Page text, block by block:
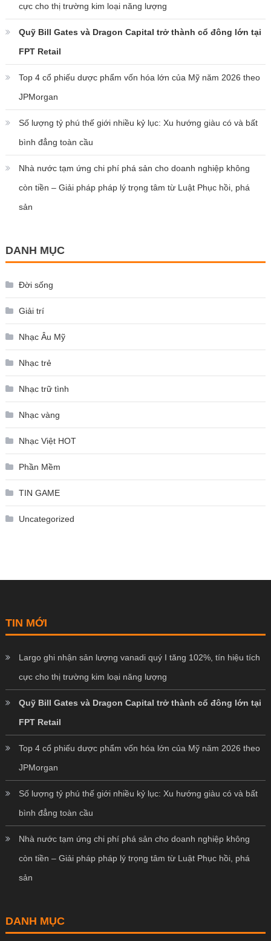
cực cho thị trường kim loại năng lượng
Quỹ Bill Gates và Dragon Capital trở thành cổ đông lớn tại
FPT Retail
Top 4 cổ phiếu dược phẩm vốn hóa lớn của Mỹ năm 2026 theo
JPMorgan
Số lượng tỷ phú thế giới nhiều kỷ lục: Xu hướng giàu có và bất
bình đẳng toàn cầu
Nhà nước tạm ứng chi phí phá sản cho doanh nghiệp không
còn tiền – Giải pháp pháp lý trọng tâm từ Luật Phục hồi, phá
sản
DANH MỤC
Đời sống
Giải trí
Nhạc Âu Mỹ
Nhạc trẻ
Nhạc trữ tình
Nhạc vàng
Nhạc Việt HOT
Phần Mềm
TIN GAME
Uncategorized
TIN MỚI
Largo ghi nhận sản lượng vanadi quý I tăng 102%, tín hiệu tích
cực cho thị trường kim loại năng lượng
Quỹ Bill Gates và Dragon Capital trở thành cổ đông lớn tại
FPT Retail
Top 4 cổ phiếu dược phẩm vốn hóa lớn của Mỹ năm 2026 theo
JPMorgan
Số lượng tỷ phú thế giới nhiều kỷ lục: Xu hướng giàu có và bất
bình đẳng toàn cầu
Nhà nước tạm ứng chi phí phá sản cho doanh nghiệp không
còn tiền – Giải pháp pháp lý trọng tâm từ Luật Phục hồi, phá
sản
DANH MỤC